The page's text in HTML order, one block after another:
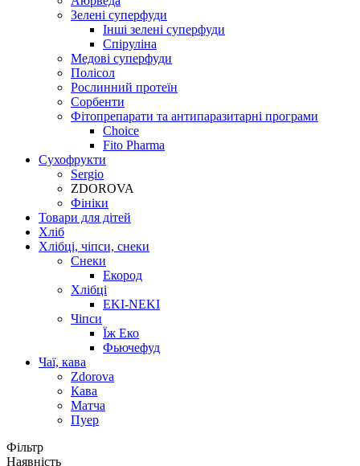
Зелені суперфуди
Інші зелені суперфуди
Спіруліна
Медові суперфуди
Полісол
Рослинний протеїн
Сорбенти
Фітопрепарати та антипаразитарні програми
Choice
Fito Pharma
Сухофрукти
Sergio
ZDOROVA
Фініки
Товари для дітей
Хліб
Хлібці, чіпси, снеки
Снеки
Екород
Хлібці
EKI-NEKI
Чіпси
Їж Еко
Фьючефуд
Чаї, кава
Zdorova
Кава
Матча
Пуер
Фільтр
Наявність